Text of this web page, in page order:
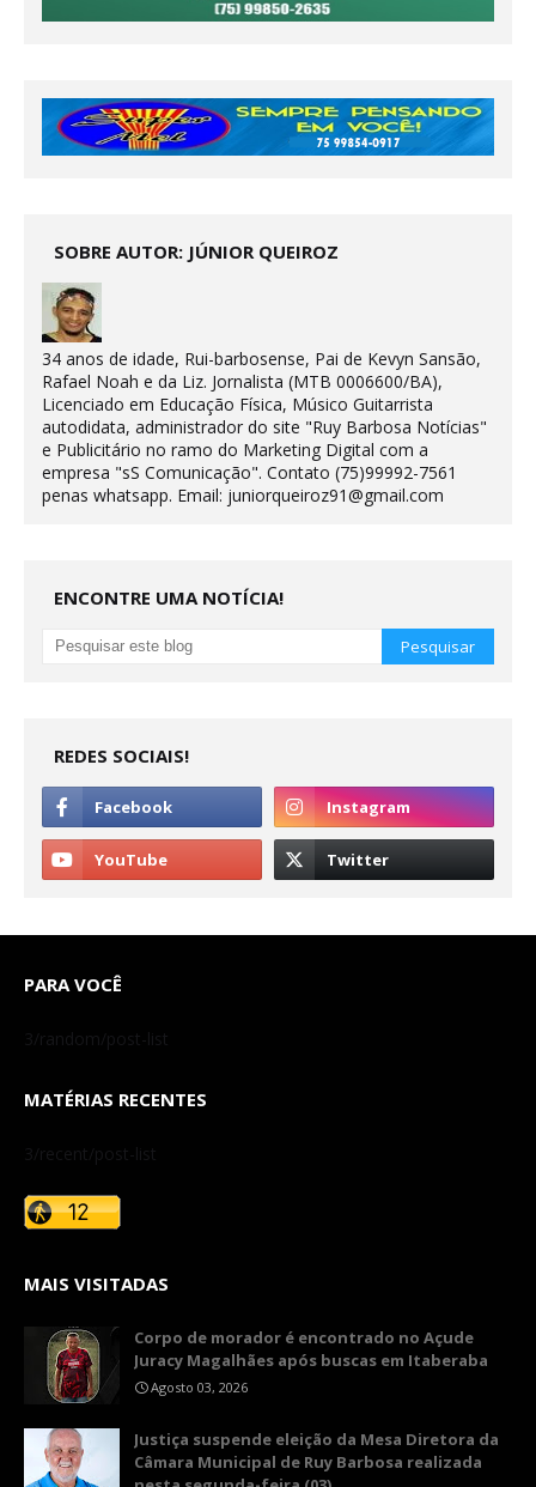
SOBRE AUTOR: JÚNIOR QUEIROZ
34 anos de idade, Rui-barbosense, Pai de Kevyn Sansão,
Rafael Noah e da Liz. Jornalista (MTB 0006600/BA),
Licenciado em Educação Física, Músico Guitarrista
autodidata, administrador do site "Ruy Barbosa Notícias"
e Publicitário no ramo do Marketing Digital com a
empresa "sS Comunicação". Contato (75)99992-7561
penas whatsapp. Email: juniorqueiroz91@gmail.com
ENCONTRE UMA NOTÍCIA!
REDES SOCIAIS!
PARA VOCÊ
3/random/post-list
MATÉRIAS RECENTES
3/recent/post-list
MAIS VISITADAS
Corpo de morador é encontrado no Açude
Juracy Magalhães após buscas em Itaberaba
Agosto 03, 2026
​Justiça suspende eleição da Mesa Diretora da
Câmara Municipal de Ruy Barbosa realizada